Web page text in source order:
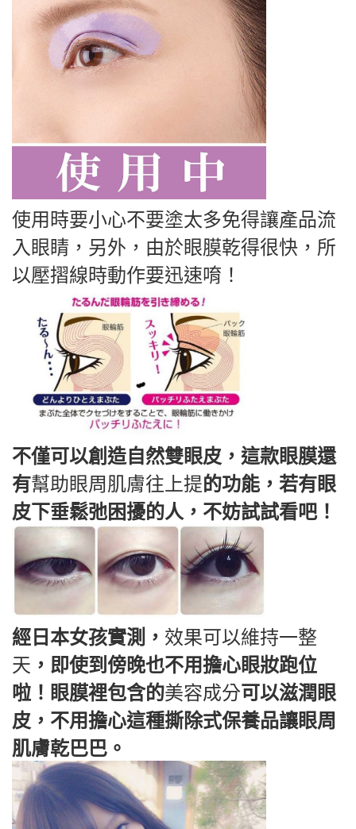
使用時要小心不要塗太多免得讓產品流
入眼睛，另外，由於眼膜乾得很快，所
以壓摺線時動作要迅速唷！
不僅可以創造自然雙眼皮，這款眼膜還
有幫助眼周肌膚往上提的功能，若有眼
皮下垂鬆弛困擾的人，不妨試試看吧！
經日本女孩實測， 效果可以維持一整
天 ，即使到傍晚也不用擔心眼妝跑位
啦！眼膜裡包含的美容成分可以滋潤眼
皮，不用擔心這種撕除式保養品讓眼周
肌膚乾巴巴。